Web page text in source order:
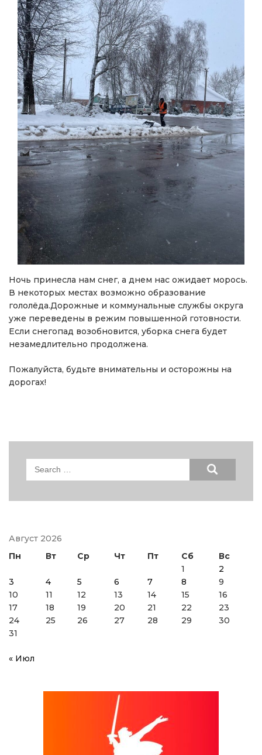
Ночь принесла нам снег, а днем нас ожидает морось.
В некоторых местах возможно образование
гололёда.Дорожные и коммунальные службы округа
уже переведены в режим повышенной готовности.
Если снегопад возобновится, уборка снега будет
незамедлительно продолжена.
Пожалуйста, будьте внимательны и осторожны на
дорогах!
Search
Август 2026
Пн
Вт Ср Чт Пт Сб
Вс
1
2
3
4 5 6 7 8
9
10
11 12 13 14 15
16
17
18 19 20 21 22
23
24
25 26 27 28 29
30
31
« Июл